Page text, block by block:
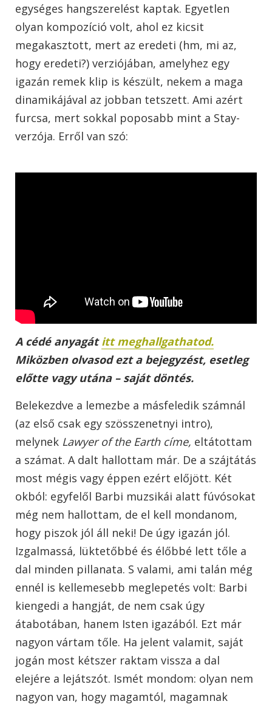
egységes hangszerelést kaptak. Egyetlen
olyan kompozíció volt, ahol ez kicsit
megakasztott, mert az eredeti (hm, mi az,
hogy eredeti?) verziójában, amelyhez egy
igazán remek klip is készült, nekem a maga
dinamikájával az jobban tetszett. Ami azért
furcsa, mert sokkal poposabb mint a Stay-
verzója. Erről van szó:
A cédé anyagátitt meghallgathatod.
Miközben olvasod ezt a bejegyzést, esetleg
előtte vagy utána – saját döntés.
Belekezdve a lemezbe a másfeledik számnál
(az első csak egy szösszenetnyi intro),
melynek Lawyer of the Earth címe, eltátottam
a számat. A dalt hallottam már. De a szájtátás
most mégis vagy éppen ezért előjött. Két
okból: egyfelől Barbi muzsikái alatt fúvósokat
még nem hallottam, de el kell mondanom,
hogy piszok jól áll neki! De úgy igazán jól.
Izgalmassá, lüktetőbbé és élőbbé lett tőle a
dal minden pillanata. S valami, ami talán még
ennél is kellemesebb meglepetés volt: Barbi
kiengedi a hangját, de nem csak úgy
átabotában, hanem Isten igazából. Ezt már
nagyon vártam tőle. Ha jelent valamit, saját
jogán most kétszer raktam vissza a dal
elejére a lejátszót. Ismét mondom: olyan nem
nagyon van, hogy magamtól, magamnak